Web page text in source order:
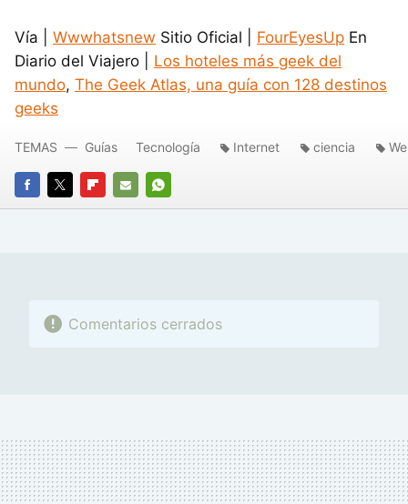
Vía | Wwwhatsnew Sitio Oficial | FourEyesUp En
Diario del Viajero | Los hoteles más geek del
mundo, The Geek Atlas, una guía con 128 destinos
geeks
FACEBOOK
TWITTERFLIPBOARD
E-
WHATSAPP
TEMAS Guías Tecnología Internet ciencia
Comentarios cerrados